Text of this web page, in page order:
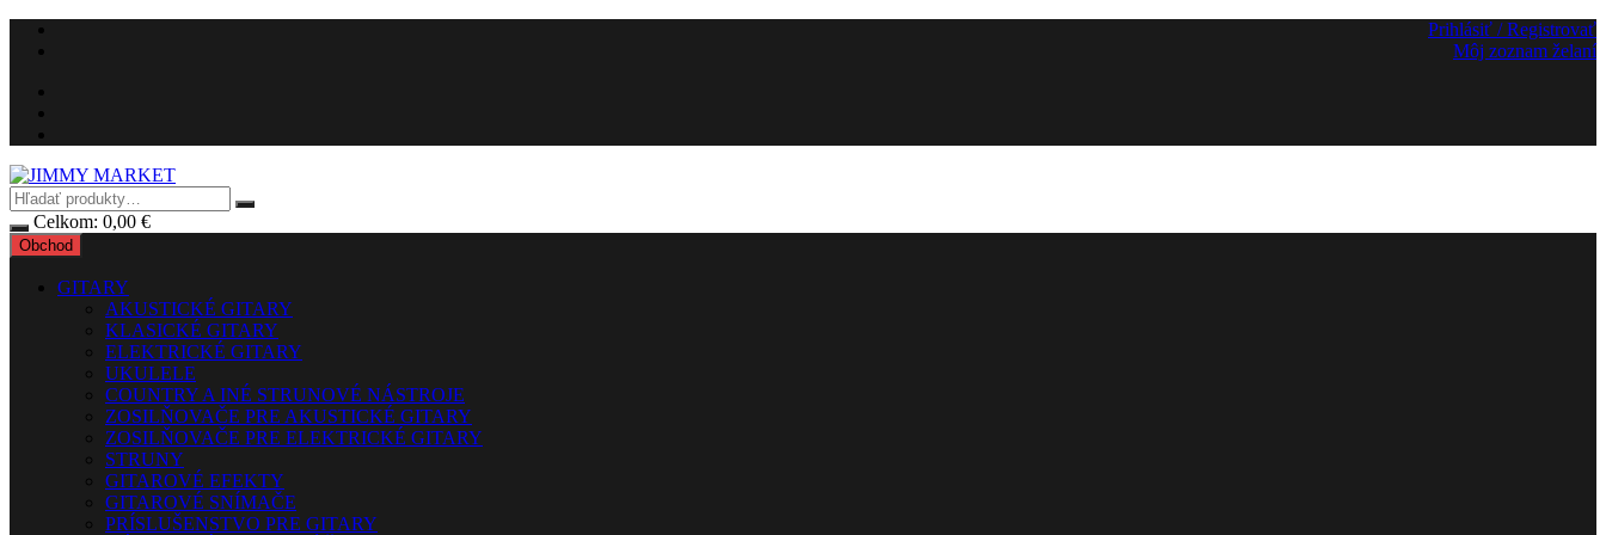
Preskočiť
Prihlásiť / Registrovať
Môj zoznam želaní
Celkom: 0,00 €
Obchod
GITARY
AKUSTICKÉ GITARY
KLASICKÉ GITARY
ELEKTRICKÉ GITARY
UKULELE
COUNTRY A INÉ STRUNOVÉ NÁSTROJE
ZOSILŇOVAČE PRE AKUSTICKÉ GITARY
ZOSILŇOVAČE PRE ELEKTRICKÉ GITARY
STRUNY
GITAROVÉ EFEKTY
GITAROVÉ SNÍMAČE
PRÍSLUŠENSTVO PRE GITARY